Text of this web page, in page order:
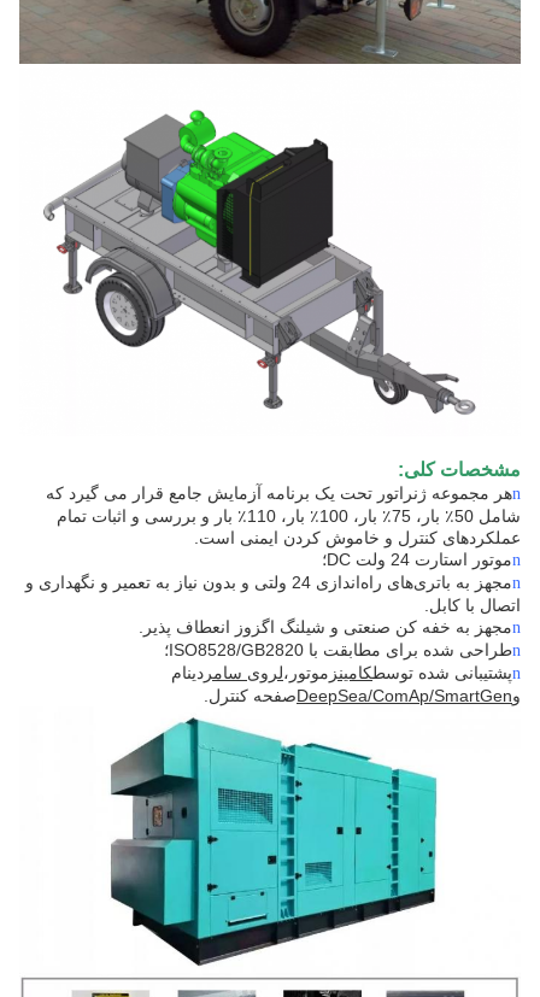
مشخصات کلی:
nهر مجموعه ژنراتور تحت یک برنامه آزمایش جامع قرار می گیرد که
شامل 50٪ بار، 75٪ بار، 100٪ بار، 110٪ بار و بررسی و اثبات تمام
عملکردهای کنترل و خاموش کردن ایمنی است.
nموتور استارت 24 ولت DC؛
n
مجهز به باتری‌های راه‌اندازی 24 ولتی و بدون نیاز به تعمیر و نگهداری و
اتصال با کابل.
nمجهز به خفه کن صنعتی و شیلنگ اگزوز انعطاف پذیر.
nطراحی شده برای مطابقت با ISO8528/GB2820؛
nپشتیبانی شده توسطکامینز موتور،لروی سامر دینام
وDeepSea/ComAp/SmartGenصفحه کنترل.